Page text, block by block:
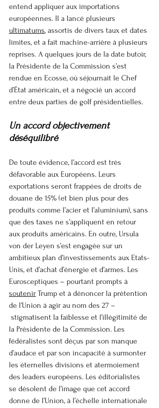
entend appliquer aux importations
européennes. Il a lancé plusieurs
ultimatums, assortis de divers taux et dates
limites, et a fait machine-arrière à plusieurs
reprises. A quelques jours de la date butoir,
la Présidente de la Commission s’est
rendue en Ecosse, où séjournait le Chef
d’État américain, et a négocié un accord
entre deux parties de golf présidentielles.
Un accord objectivement
déséquilibré
De toute évidence, l’accord est très
défavorable aux Européens. Leurs
exportations seront frappées de droits de
douane de 15% (et bien plus pour des
produits comme l’acier et l’aluminium), sans
que des taxes ne s’appliquent en retour
aux produits américains. En outre, Ursula
von der Leyen s’est engagée sur un
ambitieux plan d’investissements aux Etats-
Unis, et d’achat d’énergie et d’armes. Les
Eurosceptiques – pourtant prompts à
soutenir Trump et à dénoncer la prétention
de l’Union à agir au nom des 27 –
stigmatisent la faiblesse et l’illégitimité de
la Présidente de la Commission. Les
fédéralistes sont déçus par son manque
d’audace et par son incapacité à surmonter
les éternelles divisions et atermoiement
des leaders européens. Les éditorialistes
se désolent de l’image que cet accord
donne de l’Union, à l’échelle internationale